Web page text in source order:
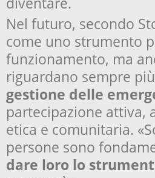
Nel futuro, secondo
come uno strumento
funzionamento, ma
riguardano sempre
gestione delle
partecipazione attiva,
etica e comunitaria.
persone sono
dare loro lo